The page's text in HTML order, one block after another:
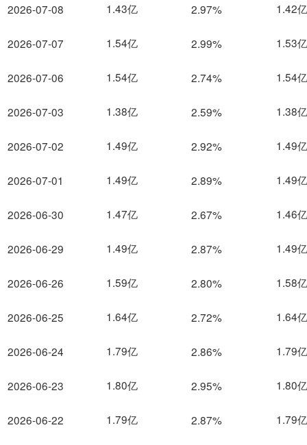
2026-07-08
2026-07-07
2026-07-06
2026-07-03
2026-07-02
2026-07-01
2026-06-30
2026-06-29
2026-06-26
2026-06-25
2026-06-24
2026-06-23
2026-06-22
1.43亿 2.97% 1.42亿
1.54亿 2.99% 1.53亿
1.54亿 2.74% 1.54亿
1.38亿 2.59% 1.38亿
1.49亿 2.92% 1.49亿
1.49亿 2.89% 1.49亿
1.47亿 2.67% 1.46亿
1.49亿 2.87% 1.49亿
1.59亿 2.80% 1.58亿
1.64亿 2.72% 1.64亿
1.79亿 2.86% 1.79亿
1.80亿 2.95% 1.80亿
1.79亿 2.87% 1.79亿